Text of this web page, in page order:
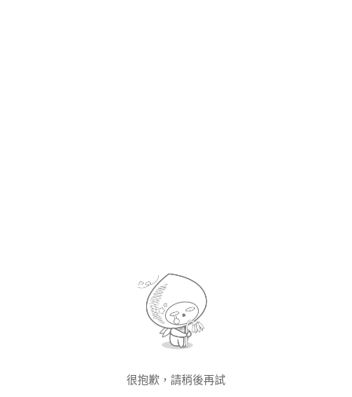
很抱歉，請稍後再試